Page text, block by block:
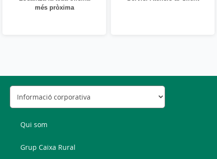
més pròxima
Qui som
Grup Caixa Rural